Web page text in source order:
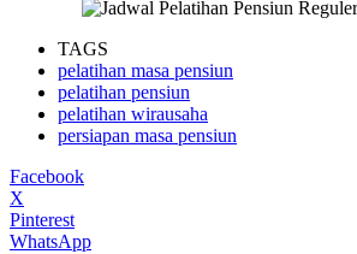
TAGS
pelatihan masa pensiun
pelatihan pensiun
pelatihan wirausaha
persiapan masa pensiun
Facebook
X
Pinterest
WhatsApp